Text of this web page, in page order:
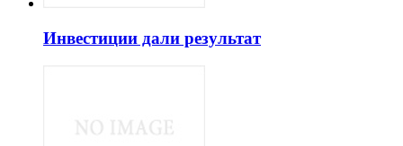
Инвестиции дали результат